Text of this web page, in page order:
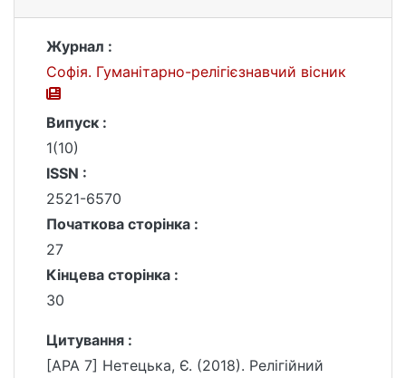
Журнал :
Софія. Гуманітарно-релігієзнавчий вісник
Випуск :
1(10)
ISSN :
2521-6570
Початкова сторінка :
27
Кінцева сторінка :
30
Цитування :
[APA 7] Нетецька, Є. (2018). Релігійний